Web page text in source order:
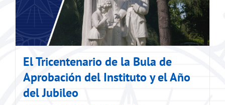
El Tricentenario de la Bula de
Aprobación del Instituto y el Año
del Jubileo